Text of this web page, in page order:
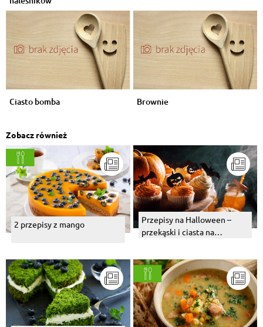
Ciasto bomba Brownie
Zobacz również
2 przepisy z mango
Przepisy na Halloween –
przekąski i ciasta na